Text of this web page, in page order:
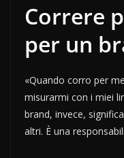
Correre
per un
«Quando corro per
misurarmi con i miei
brand, invece,
altri. È una